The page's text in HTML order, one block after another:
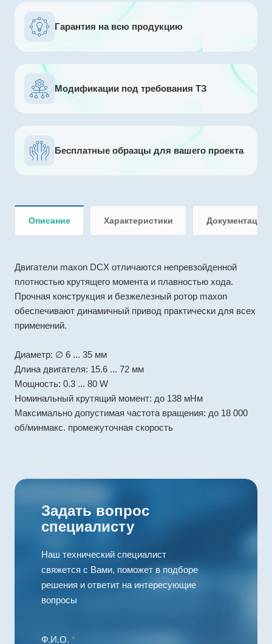
Гарантия на всю продукцию
Модификации под требования ТЗ
Бесплатные образцы для вашего проекта
Описание Характеристики Документация
Двигатели maxon DCX отличаются непревзойденной
плотностью крутящего момента и плавностью хода.
Прочная конструкция и безжелезный ротор maxon
обеспечивают динамичный привод практически для всех
применений.
Диаметр: ∅ 6 ... 35 мм
Длина двигателя: 15.6 ... 72 мм
Мощность: 0.3 ... 80 W
Номинальный крутящий момент: до 138 мНм
Максимально допустимая частота вращения: до 18 000
об/минмакс. промежуточная скорость
Задать вопрос
специалисту
Наш технический специалист
свяжется с Вами, поможет в подборе
решения и ответит на интересующие
вопросы
Ф.И.О. *